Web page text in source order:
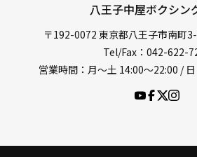
八王子中屋ボクシン
〒192-0072 東京都八王子市南町
Tel/Fax：042-622-
営業時間：月〜土 14:00〜22:00 /